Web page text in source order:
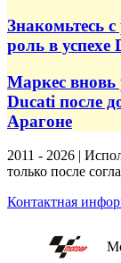
Знакомьтесь
роль в
Маркес вновь
Ducati после
Арагоне
2011 - 2026 |
только после
Контактная